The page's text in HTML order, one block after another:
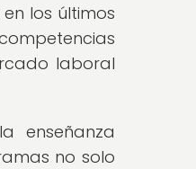
los últimos
laboral
enseñanza
no solo